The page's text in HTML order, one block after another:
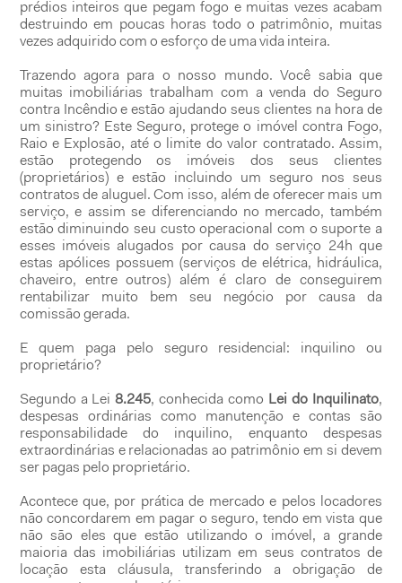
prédios inteiros que pegam fogo e muitas vezes acabam
destruindo em poucas horas todo o patrimônio, muitas
vezes adquirido com o esforço de uma vida inteira.
Trazendo agora para o nosso mundo. Você sabia que
muitas imobiliárias trabalham com a venda do Seguro
contra Incêndio e estão ajudando seus clientes na hora de
um sinistro? Este Seguro, protege o imóvel contra Fogo,
Raio e Explosão, até o limite do valor contratado. Assim,
estão protegendo os imóveis dos seus clientes
(proprietários) e estão incluindo um seguro nos seus
contratos de aluguel. Com isso, além de oferecer mais um
serviço, e assim se diferenciando no mercado, também
estão diminuindo seu custo operacional com o suporte a
esses imóveis alugados por causa do serviço 24h que
estas apólices possuem (serviços de elétrica, hidráulica,
chaveiro, entre outros) além é claro de conseguirem
rentabilizar muito bem seu negócio por causa da
comissão gerada.
E quem paga pelo seguro residencial: inquilino ou
proprietário?
Segundo a Lei8.245, conhecida como Lei do Inquilinato,
despesas ordinárias como manutenção e contas são
responsabilidade do inquilino, enquanto despesas
extraordinárias e relacionadas ao patrimônio em si devem
ser pagas pelo proprietário.
Acontece que, por prática de mercado e pelos locadores
não concordarem em pagar o seguro, tendo em vista que
não são eles que estão utilizando o imóvel, a grande
maioria das imobiliárias utilizam em seus contratos de
locação esta cláusula, transferindo a obrigação de